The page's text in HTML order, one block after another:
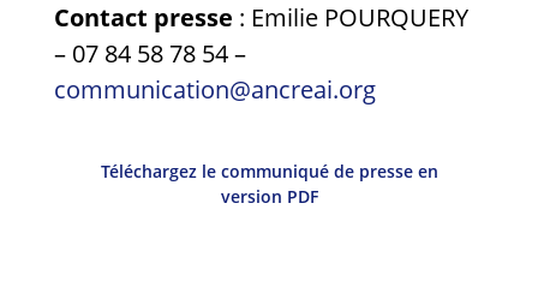
Contact presse : Emilie POURQUERY
– 07 84 58 78 54 –
communication@ancreai.org
Téléchargez le communiqué de presse en
version PDF